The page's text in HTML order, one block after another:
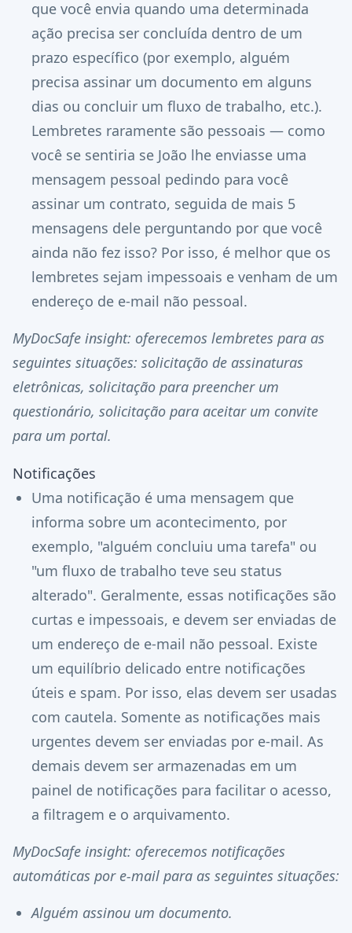
que você envia quando uma determinada
ação precisa ser concluída dentro de um
prazo específico (por exemplo, alguém
precisa assinar um documento em alguns
dias ou concluir um fluxo de trabalho, etc.).
Lembretes raramente são pessoais — como
você se sentiria se João lhe enviasse uma
mensagem pessoal pedindo para você
assinar um contrato, seguida de mais 5
mensagens dele perguntando por que você
ainda não fez isso? Por isso, é melhor que os
lembretes sejam impessoais e venham de um
endereço de e-mail não pessoal.
MyDocSafe insight: oferecemos lembretes para as
seguintes situações: solicitação de assinaturas
eletrônicas, solicitação para preencher um
questionário, solicitação para aceitar um convite
para um portal.
Notificações
Uma notificação é uma mensagem que
informa sobre um acontecimento, por
exemplo, "alguém concluiu uma tarefa" ou
"um fluxo de trabalho teve seu status
alterado". Geralmente, essas notificações são
curtas e impessoais, e devem ser enviadas de
um endereço de e-mail não pessoal. Existe
um equilíbrio delicado entre notificações
úteis e spam. Por isso, elas devem ser usadas
com cautela. Somente as notificações mais
urgentes devem ser enviadas por e-mail. As
demais devem ser armazenadas em um
painel de notificações para facilitar o acesso,
a filtragem e o arquivamento.
MyDocSafe insight: oferecemos notificações
automáticas por e-mail para as seguintes situações:
Alguém assinou um documento.